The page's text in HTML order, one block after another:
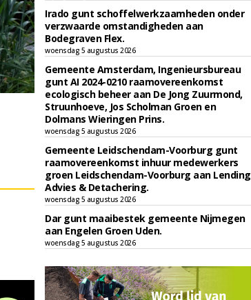
Irado gunt schoffelwerkzaamheden onder
verzwaarde omstandigheden aan
Bodegraven Flex.
woensdag 5 augustus 2026
Gemeente Amsterdam, Ingenieursbureau
gunt AI 2024-0210 raamovereenkomst
ecologisch beheer aan De Jong Zuurmond,
Struunhoeve, Jos Scholman Groen en
Dolmans Wieringen Prins.
woensdag 5 augustus 2026
Gemeente Leidschendam-Voorburg gunt
raamovereenkomst inhuur medewerkers
groen Leidschendam-Voorburg aan Lending
Advies & Detachering.
woensdag 5 augustus 2026
Dar gunt maaibestek gemeente Nijmegen
aan Engelen Groen Uden.
woensdag 5 augustus 2026